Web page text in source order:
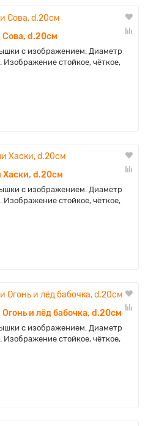
Сова, d.20см
с изображением. Диаметр
стойкое, чёткое,
Хаски, d.20см
с изображением. Диаметр
стойкое, чёткое,
и лёд бабочка, d.20см
с изображением. Диаметр
стойкое, чёткое,